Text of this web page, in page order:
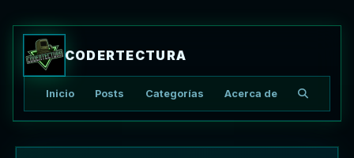
CODERTECTURA
Inicio Posts Categorías Acerca de Buscar